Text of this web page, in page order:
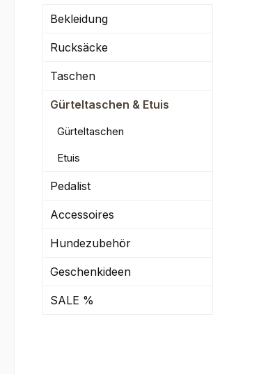
Bekleidung
Rucksäcke
Taschen
Gürteltaschen & Etuis
Gürteltaschen
Etuis
Pedalist
Accessoires
Hundezubehör
Geschenkideen
SALE %